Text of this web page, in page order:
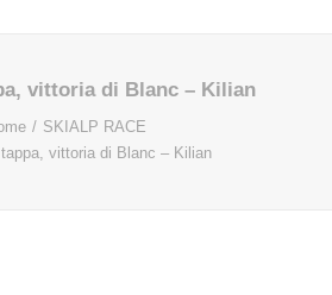
vittoria di Blanc – Kilian
SKIALP RACE
vittoria di Blanc – Kilian